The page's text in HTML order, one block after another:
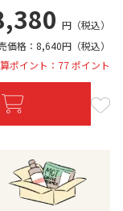
円 （税込）
価格： 8,640円 （税込）
ポイント：77 ポイント